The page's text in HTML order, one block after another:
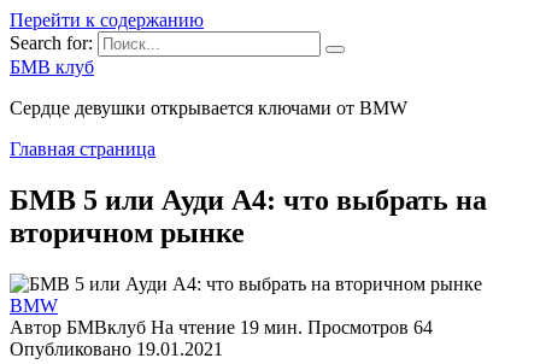
Перейти к содержанию
Search for:
БМВ клуб
Сердце девушки открывается ключами от BMW
Главная страница
БМВ 5 или Ауди А4: что выбрать на
вторичном рынке
BMW
Автор БМВклуб На чтение 19 мин. Просмотров 64
Опубликовано 19.01.2021